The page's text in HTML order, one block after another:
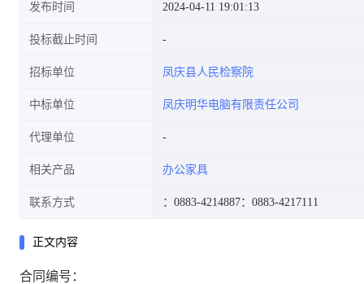
发布时间 2024-04-11 19:01:13
投标截止时间
招标单位 凤庆县人民检察院
中标单位 凤庆明华电脑有限责任公司
代理单位
相关产品 办公家具
联系方式 ：0883-4214887：0883-4217111
正文内容
合同编号：